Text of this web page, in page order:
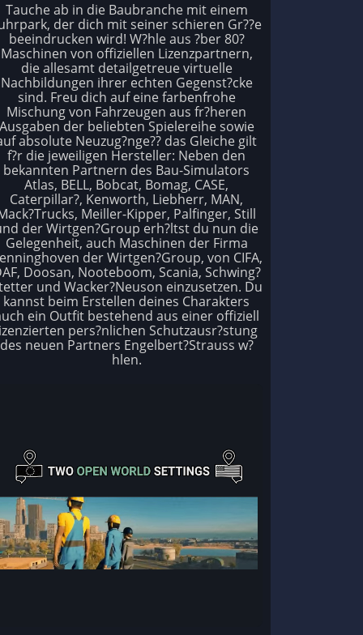
Tauche ab in die Baubranche mit einem
der dich mit seiner schieren Gr??e
beeindrucken wird! W?hle aus ?ber 80?
Maschinen von offiziellen Lizenzpartnern,
die allesamt detailgetreue virtuelle
Nachbildungen ihrer echten Gegenst?cke
sind. Freu dich auf eine farbenfrohe
Mischung von Fahrzeugen aus fr?heren
der beliebten Spielereihe sowie
absolute Neuzug?nge?? das Gleiche gilt
f?r die jeweiligen Hersteller: Neben den
bekannten Partnern des Bau-Simulators
Atlas, BELL, Bobcat, Bomag, CASE,
Caterpillar?, Kenworth, Liebherr, MAN,
Meiller-Kipper, Palfinger, Still
der Wirtgen?Group erh?ltst du nun die
Gelegenheit, auch Maschinen der Firma
der Wirtgen?Group, von CIFA,
Doosan, Nooteboom, Scania, Schwing?
und Wacker?Neuson einzusetzen. Du
kannst beim Erstellen deines Charakters
ein Outfit bestehend aus einer offiziell
pers?nlichen Schutzausr?stung
des neuen Partners Engelbert?Strauss w?
hlen.